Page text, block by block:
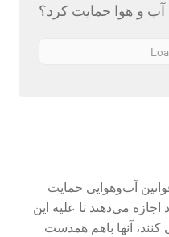
آب و هوا حمایت کرد؟
آب‌وهوایی حمایت
می‌دهند تا علیه این
آنها باهم همدست